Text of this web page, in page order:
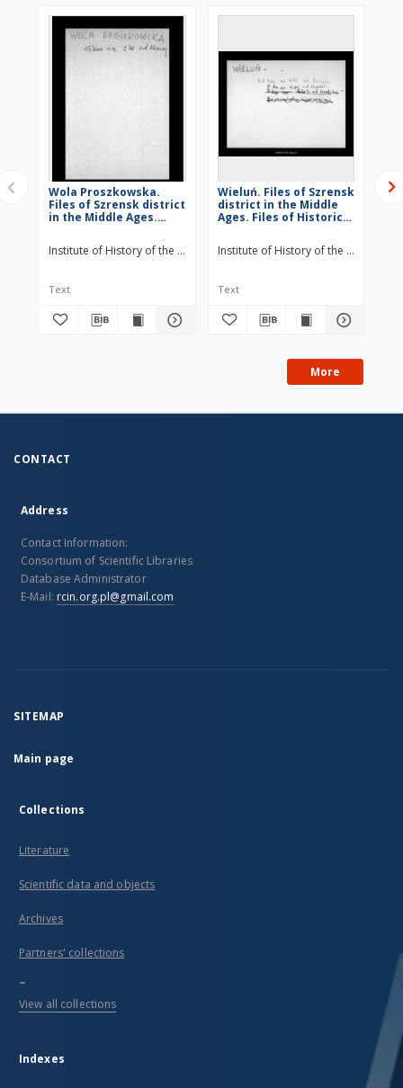
Wola Proszkowska.
Files of Szrensk district
in the Middle Ages.
Geographical
Dictionary of Masovia
Institute of History of the Polish Academy of Sciences
Text
Wieluń. Files of Szrensk
district in the Middle
Ages. Files of Historico-
Dictionary of Masovia
in the Middle Ages
Institute of History of the Polish
Text
More
CONTACT
Address
Contact Information:
Consortium of Scientific Libraries
Database Administrator
E-Mail: rcin.org.pl@gmail.com
SITEMAP
Main page
Collections
Literature
Scientific data and objects
Archives
Partners' collections
...
View all collections
Indexes